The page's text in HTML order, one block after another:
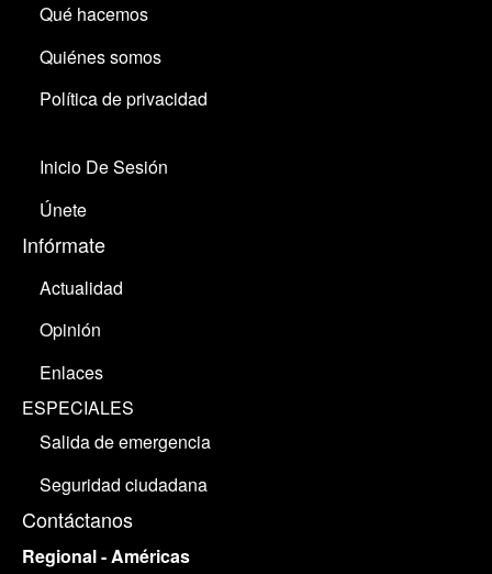
Qué hacemos
Quiénes somos
Política de privacidad
Inicio De Sesión
Únete
Infórmate
Actualidad
Opinión
Enlaces
ESPECIALES
Salida de emergencia
Seguridad ciudadana
Contáctanos
Regional - Américas